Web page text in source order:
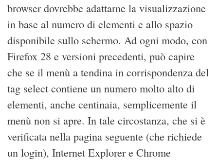
browser dovrebbe adattarne la visualizzazione
in base al numero di elementi e allo spazio
disponibile sullo schermo. Ad ogni modo, con
Firefox 28 e versioni precedenti, può capire
che se il menù a tendina in corrispondenza del
tag select contiene un numero molto alto di
elementi, anche centinaia, semplicemente il
menù non si apre. In tale circostanza, che si è
verificata nella pagina seguente (che richiede
un login), Internet Explorer e Chrome